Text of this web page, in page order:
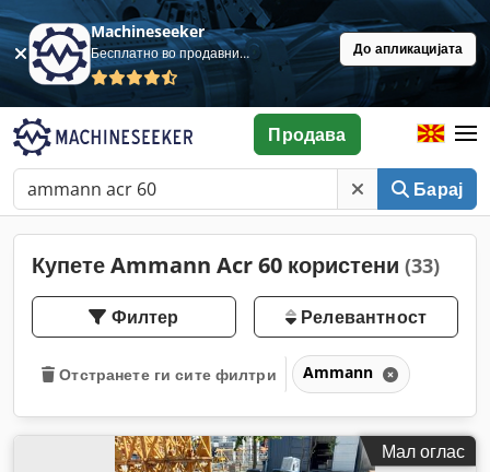
Machineseeker
Бесплатно во продавница До апликацијата
Барај
Продава
Купете Ammann Acr 60 користени (33)
Филтер Релевантност
Отстранете ги сите филтри Ammann
Мал оглас